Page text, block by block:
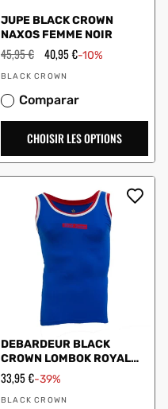
JUPE BLACK CROWN
NAXOS FEMME NOIR
Prix
régulier
45,95 € Prix
solde
40,95 €-10%
Vendeur
BLACK CROWN
Comparar
CHOISIR LES OPTIONS
DEBARDEUR BLACK
CROWN LOMBOK ROYAL
ROUGE FEMME
Prix
solde
33,95 €-39%
Vendeur
BLACK CROWN